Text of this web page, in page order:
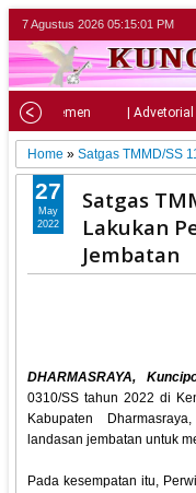
7 Agustus 2026 05:15:03 PM
| Parlemen | Advetorial
Home »Satgas TMMD/SS
Satgas
Lakukan
Jembatan
DHARMASRAYA,
0310/SS tahun 2022 di
Kabupaten
landasan jembatan untuk
Pada kesempatan itu,
27
May
2022